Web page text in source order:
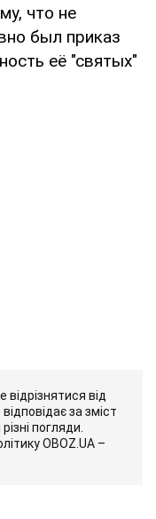
что не
был приказ
её "святых"
від
за зміст
погляди.
OBOZ.UA –